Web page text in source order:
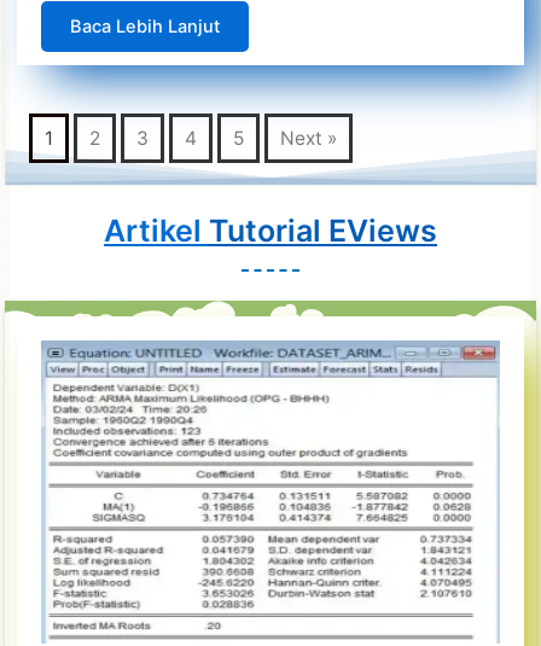
Baca Lebih Lanjut
1 2 3 4 5 Next »
Artikel Tutorial EViews